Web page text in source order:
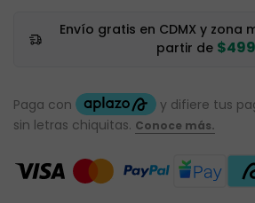
Envío gratis en CDMX y zona
partir de $499